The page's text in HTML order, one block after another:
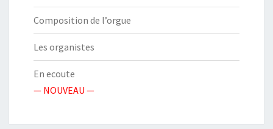
Composition de l’orgue
Les organistes
En ecoute
— NOUVEAU —